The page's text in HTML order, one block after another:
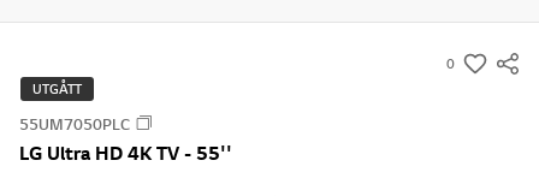
0
s
UTGÅTT
55UM7050PLC
LG Ultra HD 4K TV - 55''